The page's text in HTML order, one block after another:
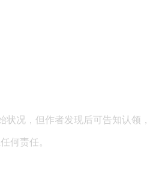
况，但作者发现后可告知认领，
何责任。